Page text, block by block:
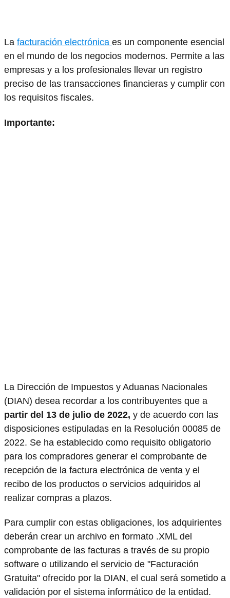
La facturación electrónica es un componente esencial
en el mundo de los negocios modernos. Permite a las
empresas y a los profesionales llevar un registro
preciso de las transacciones financieras y cumplir con
los requisitos fiscales.
Importante:
La Dirección de Impuestos y Aduanas Nacionales
(DIAN) desea recordar a los contribuyentes que a
partir del 13 de julio de 2022, y de acuerdo con las
disposiciones estipuladas en la Resolución 00085 de
2022. Se ha establecido como requisito obligatorio
para los compradores generar el comprobante de
recepción de la factura electrónica de venta y el
recibo de los productos o servicios adquiridos al
realizar compras a plazos.
Para cumplir con estas obligaciones, los adquirientes
deberán crear un archivo en formato .XML del
comprobante de las facturas a través de su propio
software o utilizando el servicio de "Facturación
Gratuita" ofrecido por la DIAN, el cual será sometido a
validación por el sistema informático de la entidad.